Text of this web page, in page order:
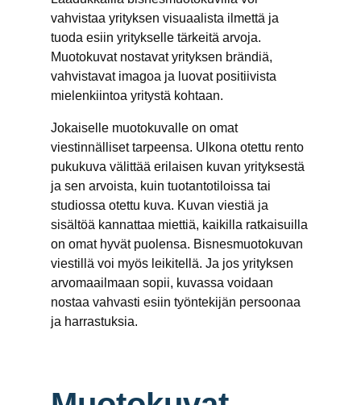
vahvistaa yrityksen visuaalista ilmettä ja
tuoda esiin yritykselle tärkeitä arvoja.
Muotokuvat nostavat yrityksen brändiä,
vahvistavat imagoa ja luovat positiivista
mielenkiintoa yritystä kohtaan.
Jokaiselle muotokuvalle on omat
viestinnälliset tarpeensa. Ulkona otettu rento
pukukuva välittää erilaisen kuvan yrityksestä
ja sen arvoista, kuin tuotantotiloissa tai
studiossa otettu kuva. Kuvan viestiä ja
sisältöä kannattaa miettiä, kaikilla ratkaisuilla
on omat hyvät puolensa. Bisnesmuotokuvan
viestillä voi myös leikitellä. Ja jos yrityksen
arvomaailmaan sopii, kuvassa voidaan
nostaa vahvasti esiin työntekijän persoonaa
ja harrastuksia.